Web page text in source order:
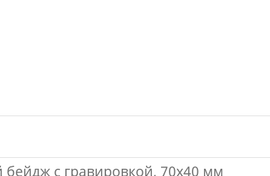
с гравировкой, 70х40 мм